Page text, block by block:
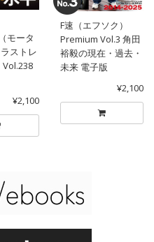
モータ
ストレ
Vol.238
¥2,100
F速（エフソク）
Premium Vol.3 角田
裕毅の現在・過去・
未来 電子版
¥2,100